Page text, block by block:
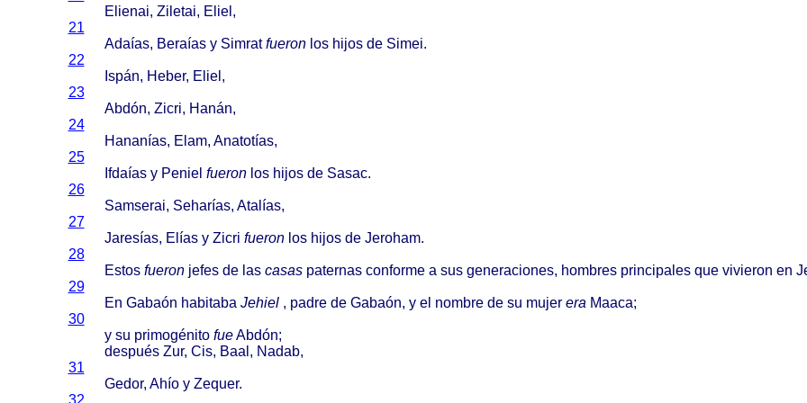
Elienai, Ziletai, Eliel ,
21
Adaías, Beraíasy Simrat fueronlos hijosde Simei.
22
Ispán, Heber, Eliel ,
23
Abdón, Zicri, Hanán,
24
Hananías, Elam, Anatotías,
25
Ifdaíasy Peniel fueronlos hijosde Sasac.
26
Samserai, Seharías, Atalías,
27
Jaresías, Elíasy Zicri fueronlos hijosde Jeroham.
28
Estos fueron jefesde las casas paternas conformea sus generaciones, hombres principalesque vivieron en
29
En Gabaón habitaba Jehiel, padrede Gabaón, y el nombrede su mujer era Maaca;
30
y su primogénito fue Abdón;
despuésZur, Cis, Baal , Nadab,
31
Gedor, Ahíoy Zequer.
32